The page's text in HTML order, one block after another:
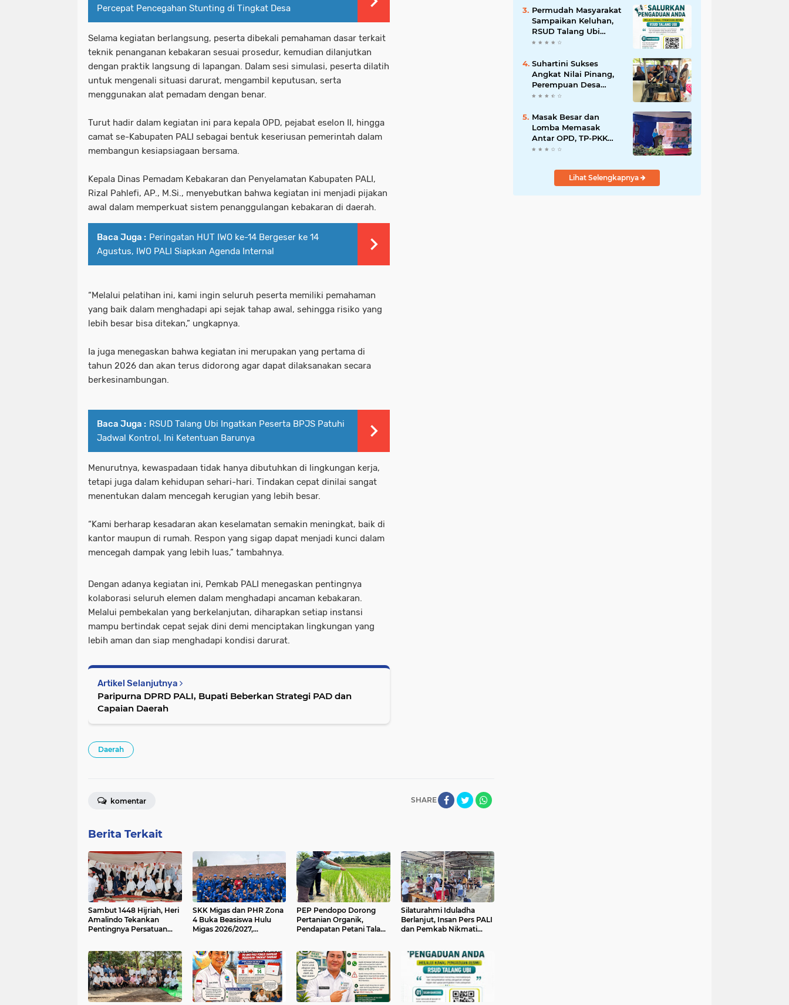
Percepat Pencegahan Stunting di Tingkat Desa
Selama kegiatan berlangsung, peserta dibekali pemahaman dasar terkait
teknik penanganan kebakaran sesuai prosedur, kemudian dilanjutkan
dengan praktik langsung di lapangan. Dalam sesi simulasi, peserta dilatih
untuk mengenali situasi darurat, mengambil keputusan, serta
menggunakan alat pemadam dengan benar.
Turut hadir dalam kegiatan ini para kepala OPD, pejabat eselon II, hingga
camat se-Kabupaten PALI sebagai bentuk keseriusan pemerintah dalam
membangun kesiapsiagaan bersama.
Kepala Dinas Pemadam Kebakaran dan Penyelamatan Kabupaten PALI,
Rizal Pahlefi, AP., M.Si., menyebutkan bahwa kegiatan ini menjadi pijakan
awal dalam memperkuat sistem penanggulangan kebakaran di daerah.
Baca Juga : Peringatan HUT IWO ke-14 Bergeser ke 14
Agustus, IWO PALI Siapkan Agenda Internal
“Melalui pelatihan ini, kami ingin seluruh peserta memiliki pemahaman
yang baik dalam menghadapi api sejak tahap awal, sehingga risiko yang
lebih besar bisa ditekan,” ungkapnya.
Ia juga menegaskan bahwa kegiatan ini merupakan yang pertama di
tahun 2026 dan akan terus didorong agar dapat dilaksanakan secara
berkesinambungan.
Baca Juga : RSUD Talang Ubi Ingatkan Peserta BPJS Patuhi
Jadwal Kontrol, Ini Ketentuan Barunya
Menurutnya, kewaspadaan tidak hanya dibutuhkan di lingkungan kerja,
tetapi juga dalam kehidupan sehari-hari. Tindakan cepat dinilai sangat
menentukan dalam mencegah kerugian yang lebih besar.
“Kami berharap kesadaran akan keselamatan semakin meningkat, baik di
kantor maupun di rumah. Respon yang sigap dapat menjadi kunci dalam
mencegah dampak yang lebih luas,” tambahnya.
Dengan adanya kegiatan ini, Pemkab PALI menegaskan pentingnya
kolaborasi seluruh elemen dalam menghadapi ancaman kebakaran.
Melalui pembekalan yang berkelanjutan, diharapkan setiap instansi
mampu bertindak cepat sejak dini demi menciptakan lingkungan yang
lebih aman dan siap menghadapi kondisi darurat.
Artikel Selanjutnya
Paripurna DPRD PALI, Bupati Beberkan Strategi PAD dan
Capaian Daerah
Daerah
SHARE
komentar
Berita Terkait
Sambut 1448 Hijriah, Heri
Amalindo Tekankan
Pentingnya Persatuan
SKK Migas dan PHR Zona
4 Buka Beasiswa Hulu
Migas 2026/2027,
PEP Pendopo Dorong
Pertanian Organik,
Pendapatan Petani Talang
Silaturahmi Iduladha
Berlanjut, Insan Pers PALI
dan Pemkab Nikmati
Permudah Masyarakat
Sampaikan Keluhan,
RSUD Talang Ubi
Luncurkan Kanal
Suhartini Sukses
Angkat Nilai Pinang,
Perempuan Desa
Sukakarya Kini
Masak Besar dan
Lomba Memasak
Antar OPD, TP-PKK
PALI Bangun
Hari Ibu
Lihat Selengkapnya